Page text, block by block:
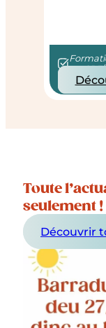
au CPF/
Toute
seulement !
Découvrir